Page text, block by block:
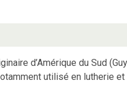
d’Amérique du Sud
utilisé en lutherie et